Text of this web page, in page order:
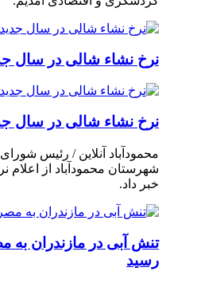
نرخ نشاء شالی در سال
نرخ نشاء شالی در سال
محمودآباد آنلاین / رئیس
خبر داد.
تنش آبی در مازندران به
رسيد